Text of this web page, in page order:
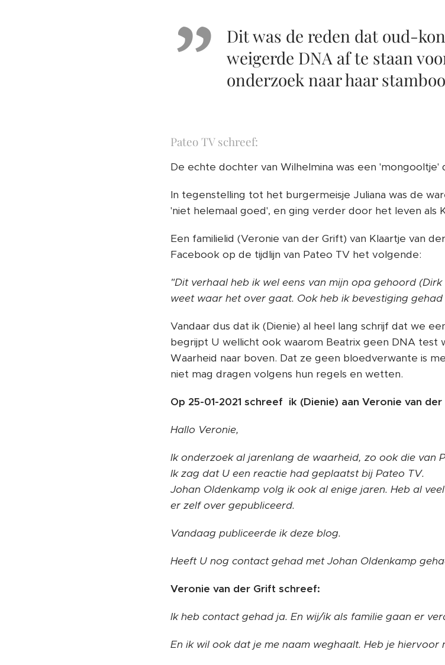
Dit was de reden dat oud-
weigerde DNA af te staan
onderzoek naar haar
Pateo TV schreef:
De echte dochter van Wilhelmina was een 'mongooltje'
In tegenstelling tot het burgermeisje Juliana was de
'niet helemaal goed', en ging verder door het leven als
Een familielid (Veronie van der Grift) van Klaartje van
Facebook op de tijdlijn van Pateo TV het volgende:
"Dit verhaal heb ik wel eens van mijn opa gehoord
weet waar het over gaat. Ook heb ik bevestiging
Vandaar dus dat ik (Dienie) al heel lang schrijf dat we
begrijpt U wellicht ook waarom Beatrix geen DNA test
Waarheid naar boven. Dat ze geen bloedverwante is
niet mag dragen volgens hun regels en wetten.
Op 25-01-2021 schreef ik (Dienie) aan Veronie van
Hallo Veronie,
Ik onderzoek al jarenlang de waarheid, zo ook die van
Ik zag dat U een reactie had geplaatst bij Pateo TV.
Johan Oldenkamp volg ik ook al enige jaren. Heb al
er zelf over gepubliceerd.
Vandaag publiceerde ik deze blog.
Heeft U nog contact gehad met Johan Oldenkamp
Veronie van der Grift schreef:
Ik heb contact gehad ja. En wij/ik als familie gaan er
En ik wil ook dat je me naam weghaalt. Heb je